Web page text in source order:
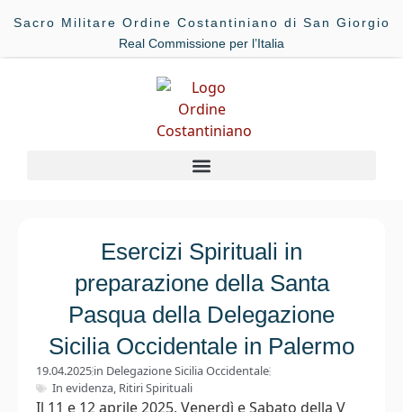
Sacro Militare Ordine Costantiniano di San Giorgio
Real Commissione per l’Italia
Esercizi Spirituali in
preparazione della Santa
Pasqua della Delegazione
Sicilia Occidentale in Palermo
19.04.2025in Delegazione Sicilia Occidentale
In evidenza, Ritiri Spirituali
Il 11 e 12 aprile 2025, Venerdì e Sabato della V